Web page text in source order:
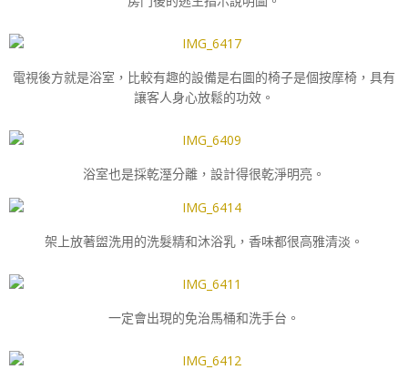
電視後方就是浴室，比較有趣的設備是右圖的椅子是個按摩椅，具有
讓客人身心放鬆的功效。
浴室也是採乾溼分離，設計得很乾淨明亮。
架上放著盥洗用的洗髮精和沐浴乳，香味都很高雅清淡。
一定會出現的免治馬桶和洗手台。